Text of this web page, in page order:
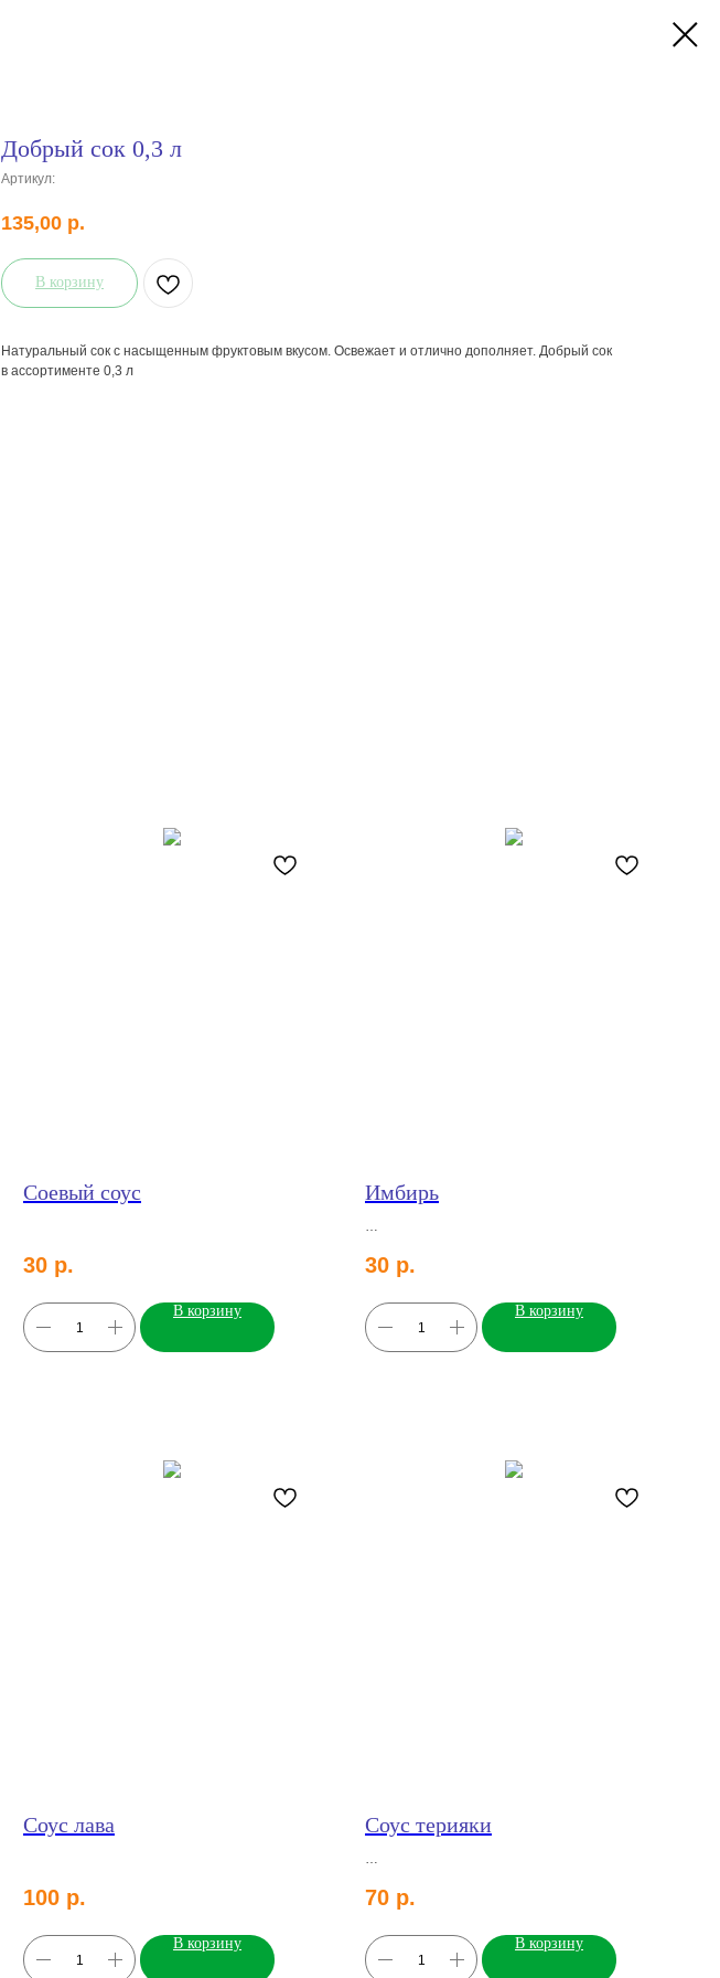
Добрый сок 0,3 л
Артикул:
135,00 р.
В корзину
Натуральный сок с насыщенным фруктовым вкусом. Освежает и отлично дополняет. Добрый сок
в ассортименте 0,3 л
Соевый соус
30 р.
В корзину
Имбирь
30 р.
В корзину
Соус лава
100 р.
В корзину
Соус терияки
70 р.
В корзину